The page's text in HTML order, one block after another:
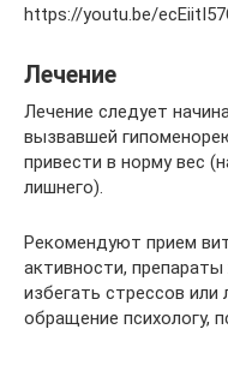
https://youtu.be/
Лечение
Лечение следует
вызвавшей
привести в норму вес
лишнего).
Рекомендуют прием
активности,
избегать стрессов
обращение психологу,